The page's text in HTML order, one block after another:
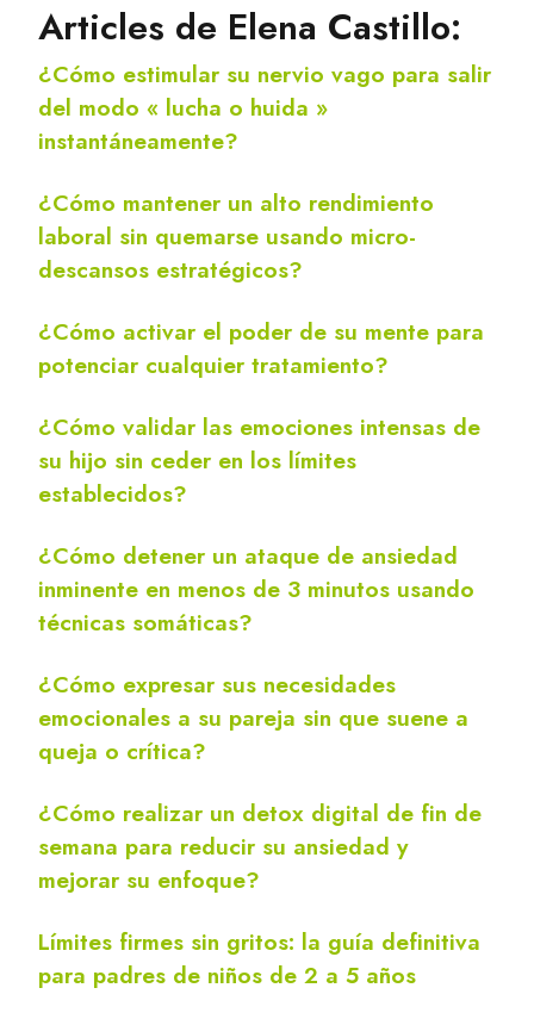
Articles de Elena Castillo:
¿Cómo estimular su nervio vago para salir
del modo « lucha o huida »
instantáneamente?
¿Cómo mantener un alto rendimiento
laboral sin quemarse usando micro-
descansos estratégicos?
¿Cómo activar el poder de su mente para
potenciar cualquier tratamiento?
¿Cómo validar las emociones intensas de
su hijo sin ceder en los límites
establecidos?
¿Cómo detener un ataque de ansiedad
inminente en menos de 3 minutos usando
técnicas somáticas?
¿Cómo expresar sus necesidades
emocionales a su pareja sin que suene a
queja o crítica?
¿Cómo realizar un detox digital de fin de
semana para reducir su ansiedad y
mejorar su enfoque?
Límites firmes sin gritos: la guía definitiva
para padres de niños de 2 a 5 años